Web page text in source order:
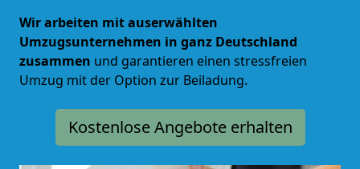
Wir arbeiten mit auserwählten
Umzugsunternehmen in ganz Deutschland
zusammen und garantieren einen stressfreien
Umzug mit der Option zur Beiladung.
Kostenlose Angebote erhalten